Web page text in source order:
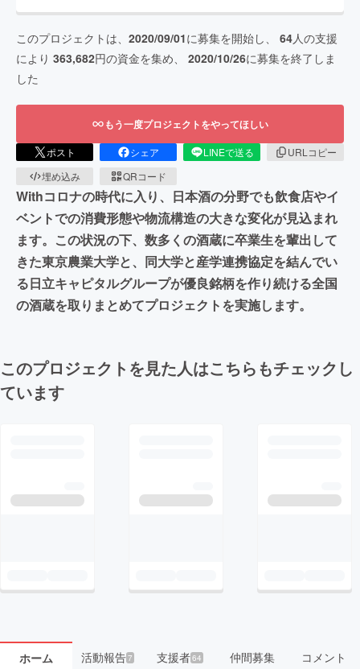
このプロジェクトは、 2020/09/01に募集を開始し、 64人の支援
により 363,682円の資金を集め、 2020/10/26に募集を終了しま
した
もう一度プロジェクトをやってほしい
ポスト シェア LINEで送る
URLコピー
埋め込み
QRコード
Withコロナの時代に入り、日本酒の分野でも飲食店やイ
ベントでの消費形態や物流構造の大きな変化が見込まれ
ます。この状況の下、数多くの酒蔵に卒業生を輩出して
きた東京農業大学と、同大学と産学連携協定を結んでい
る日立キャピタルグループが優良銘柄を作り続ける全国
の酒蔵を取りまとめてプロジェクトを実施します。
このプロジェクトを見た人はこちらもチェックし
ています
ホーム 活動報告7 支援者64 仲間募集 コメント